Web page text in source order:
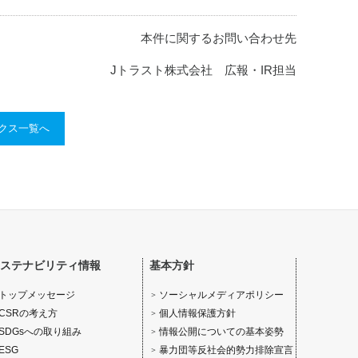
本件に関するお問い合わせ先
Jトラスト株式会社 広報・IR担当
ス一覧へ
テナビリティ情報
ップメッセージ
の考え方
への取り組み
基本方針
ソーシャルメディアポリシー
個人情報保護方針
情報公開についての基本姿勢
暴力団等反社会的勢力排除宣言